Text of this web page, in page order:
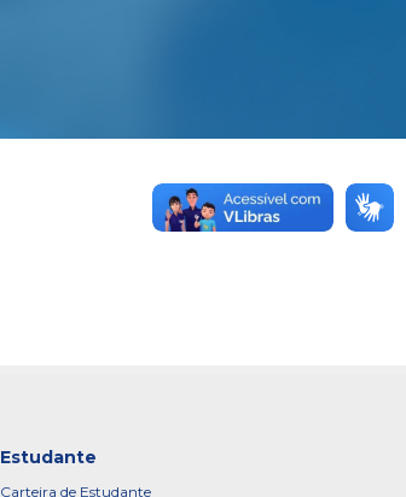
Estudante
Carteira de Estudante